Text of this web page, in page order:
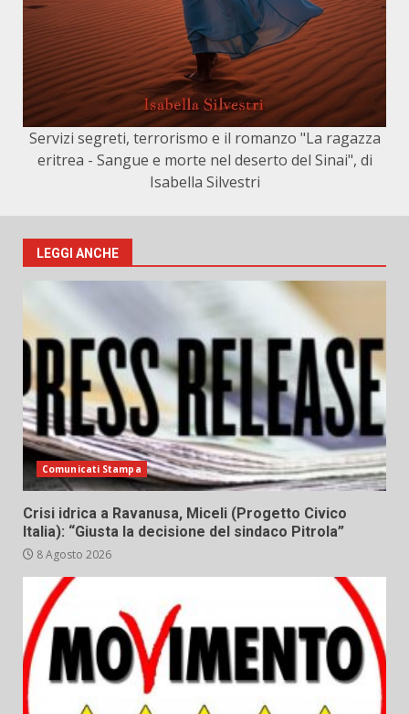
Servizi segreti, terrorismo e il romanzo "La ragazza
eritrea - Sangue e morte nel deserto del Sinai", di
Isabella Silvestri
LEGGI ANCHE
Comunicati Stampa
Crisi idrica a Ravanusa, Miceli (Progetto Civico
Italia): “Giusta la decisione del sindaco Pitrola”
8 Agosto 2026